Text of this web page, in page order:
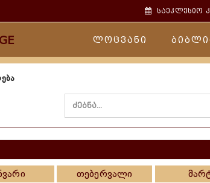
საეკლესიო
ლოცვანი
თებერვალი